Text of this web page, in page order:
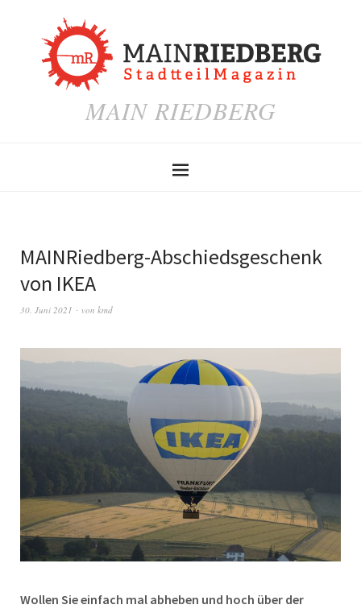
MAIN RIEDBERG
MAINRiedberg-Abschiedsgeschenk
von IKEA
30. Juni 2021 von kmd
Wollen Sie einfach mal abheben und hoch über der